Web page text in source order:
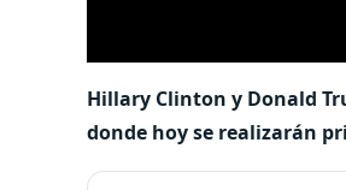
Hillary Clinton y Donald
donde hoy se realizarán